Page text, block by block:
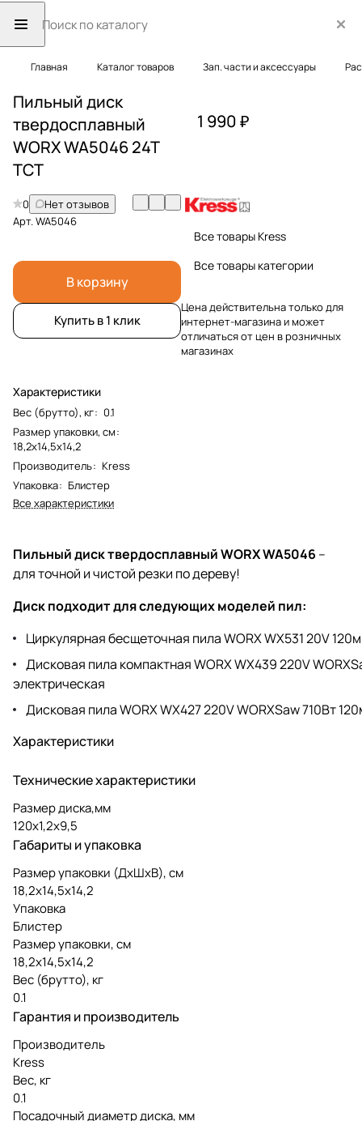
Главная Каталог товаров Зап. части и аксессуары
Пильный диск
твердосплавный
WORX WA5046 24T
TCT
0
Нет отзывов
Арт.WA5046
В корзину
Купить в 1 клик
Характеристики
Вес (брутто), кг: 0.1
Размер упаковки, см:
18,2х14,5х14,2
Производитель: Kress
Упаковка: Блистер
Все характеристики
1 990 ₽
Все товары Kress
Все товары категории
Цена действительна только для
интернет-магазина и может
отличаться от цен в розничных
магазинах
Пильный диск твердосплавный WORX WA5046 –
для точной и чистой резки по дереву!
Диск подходит для следующих моделей пил:
Циркулярная бесщеточная пила WORX WX531 20V
Дисковая пила компактная WORX WX439 220V
электрическая
Дисковая пила WORX WX427 220V WORXSaw 710Вт
Характеристики
Технические характеристики
Размер диска,мм
120х1,2х9,5
Габариты и упаковка
Размер упаковки (ДxШxВ), см
18,2х14,5х14,2
Упаковка
Блистер
Размер упаковки, см
18,2х14,5х14,2
Вес (брутто), кг
0.1
Гарантия и производитель
Производитель
Kress
Вес, кг
0.1
Посадочный диаметр диска, мм